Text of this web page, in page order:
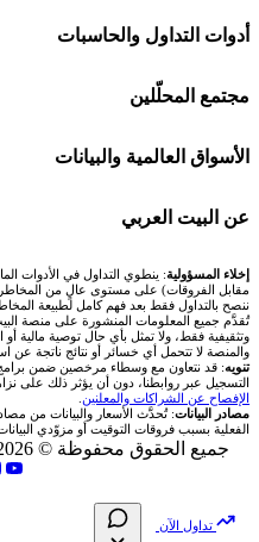
اكسنس Exness
منصة بينانس
اكس تي بي XTB
انتراكتيف بروكرز IBKR
شركات تداول في الإمارات
شركات تداول في الكويت
شركات تداول في قطر
شركات تداول في الأردن
شركات تداول في العراق
شركات تداول في
🌍 كل البورصات العربية
🇸🇦 السوق السعودية
🇦🇪 أسواق الإمارات
🇪🇬 البورصة المصرية
🇶🇦 بورصة قطر
🇯🇴 بورصة عمّان
🇧🇭 بورصة البحرين
أدوات التداول والحاسبات
🕌 حاسبة الزكاة
💱 محول العملات
🧮 حاسبة حجم اللوت
📊 حاسبة قيمة النقطة
💰 حاسبة ربح الفوركس
📌 حاسبة النقاط المحورية
📏 حاسبة حجم المركز
مجتمع المحلّلين
🧱 حائط المجتمع
🏆 لوحة المحلّلين
✍️ اكتب تحليلك
الأسواق العالمية والبيانات
🌐 المؤشرات العالمية
🥇 سعر الذهب اليوم
🥇 أسعار الذهب والمعادن
💱 أسعار العملات
💵 سعر الريال السعودي
📅 المؤشرات الاقتصادية
عن البيت العربي
من نحن
تواصل معنا
فريق المؤلفين
مقالات تعليمية
سياسة تقييم الشركات
إخلاء المسؤولية: ينطوي التداول في الأدوات
مقابل الفروقات) على مستوى عالٍ من المخاطر
ننصح بالتداول فقط بعد فهم كامل لطبيعة
تُقدَّم جميع المعلومات المنشورة على منصة
وتثقيفية فقط، ولا تمثل بأي حال توصية مالية
والمنصة لا تتحمل أي خسائر أو نتائج ناتجة عن
تنويه: قد نتعاون مع وسطاء مرخصين ضمن
التسجيل عبر روابطنا، دون أن يؤثر ذلك على نزاهة
الإفصاح عن الشراكات والمعلنين
مصادر البيانات: تُحدَّث الأسعار والبيانات من
الفعلية بسبب فروقات التوقيت أو مزوّدي
جميع الحقوق محفوظة © 2026 البيت العربي ·
تداول الآن